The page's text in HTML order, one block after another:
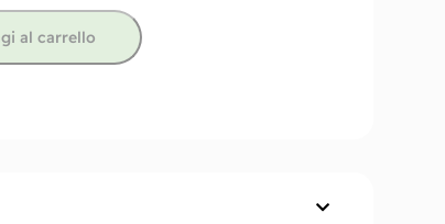
al carrello